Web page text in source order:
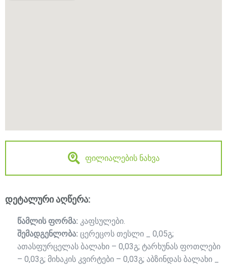
ფილიალების ნახვა
დეტალური აღწერა:
წამლის ფორმა: კაფსულები.
შემადგენლობა: ცერეცოს თესლი _ 0,05გ;
ათასფურცელას ბალახი – 0,03გ; ტარხუნას ფოთლები
– 0,03გ; მიხაკის კვირტები – 0,03გ; აბზინდას ბალახი _